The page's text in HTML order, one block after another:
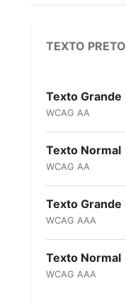
TEXTO PRETO
Texto Grande
WCAG AA
Texto Normal
WCAG AA
Texto Grande
WCAG AAA
Texto Normal
WCAG AAA